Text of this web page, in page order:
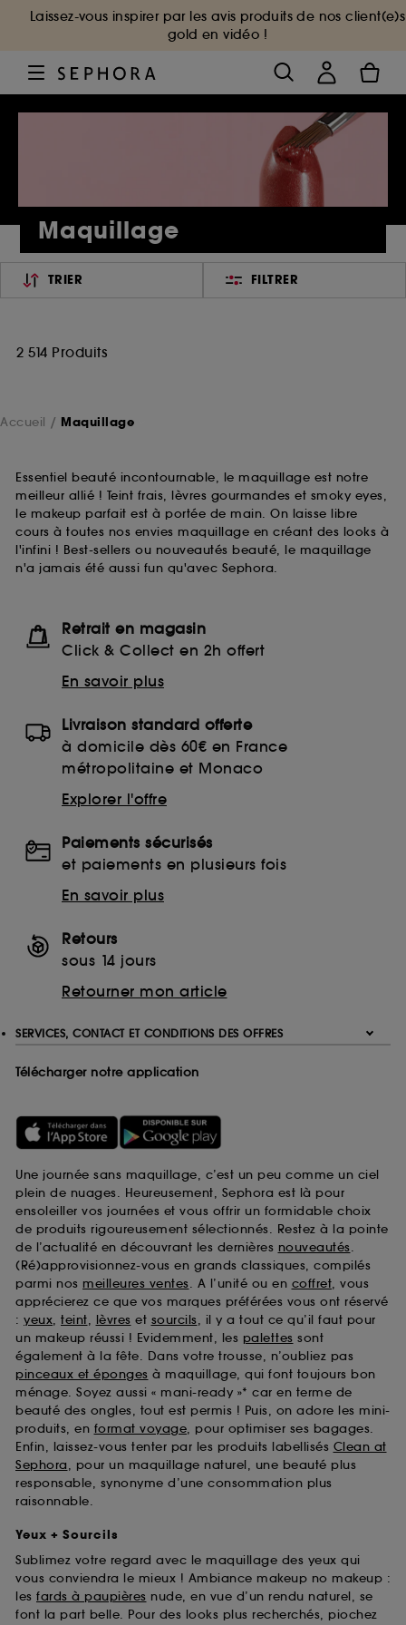
Laissez-vous inspirer par les avis produits de nos client(e)s
gold en vidéo !
Maquillage
TRIER FILTRER
2 514 Produits
Accueil Maquillage
Essentiel beauté incontournable, le maquillage est notre
meilleur allié ! Teint frais, lèvres gourmandes et smoky eyes,
le makeup parfait est à portée de main. On laisse libre
cours à toutes nos envies maquillage en créant des looks à
l'infini ! Best-sellers ou nouveautés beauté, le maquillage
n'a jamais été aussi fun qu'avec Sephora.
Retrait en magasin
Click & Collect en 2h offert
En savoir plus
Livraison standard offerte
à domicile dès 60€ en France
métropolitaine et Monaco
Explorer l'offre
Paiements sécurisés
et paiements en plusieurs fois
En savoir plus
Retours
sous 14 jours
Retourner mon article
SERVICES, CONTACT ET CONDITIONS DES OFFRES
Télécharger notre application
Une journée sans maquillage, c’est un peu comme un ciel
plein de nuages. Heureusement, Sephora est là pour
ensoleiller vos journées et vous offrir un formidable choix
de produits rigoureusement sélectionnés. Restez à la pointe
de l’actualité en découvrant les dernières nouveautés.
(Ré)approvisionnez-vous en grands classiques, compilés
parmi nos meilleures ventes. A l’unité ou en coffret, vous
apprécierez ce que vos marques préférées vous ont réservé
: yeux, teint, lèvres et sourcils, il y a tout ce qu’il faut pour
un makeup réussi ! Evidemment, les palettes sont
également à la fête. Dans votre trousse, n’oubliez pas
pinceaux et éponges à maquillage, qui font toujours bon
ménage. Soyez aussi « mani-ready »* car en terme de
beauté des ongles, tout est permis ! Puis, on adore les mini-
produits, en format voyage, pour optimiser ses bagages.
Enfin, laissez-vous tenter par les produits labellisés Clean at
Sephora, pour un maquillage naturel, une beauté plus
responsable, synonyme d’une consommation plus
raisonnable.
Yeux + Sourcils
Sublimez votre regard avec le maquillage des yeux qui
vous conviendra le mieux ! Ambiance makeup no makeup :
les fards à paupières nude, en vue d’un rendu naturel, se
font la part belle. Pour des looks plus recherchés, piochez